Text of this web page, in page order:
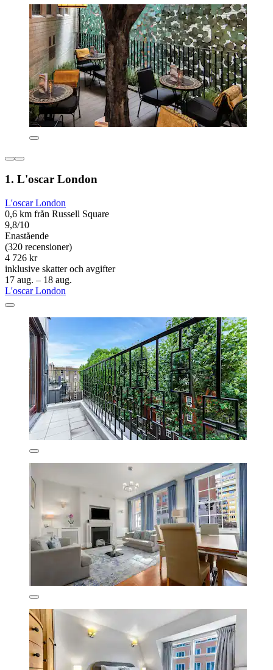
1. L'oscar London
L'oscar London
0,6 km från Russell Square
9,8/10
Enastående
(320 recensioner)
4 726 kr
inklusive skatter och avgifter
17 aug. – 18 aug.
L'oscar London